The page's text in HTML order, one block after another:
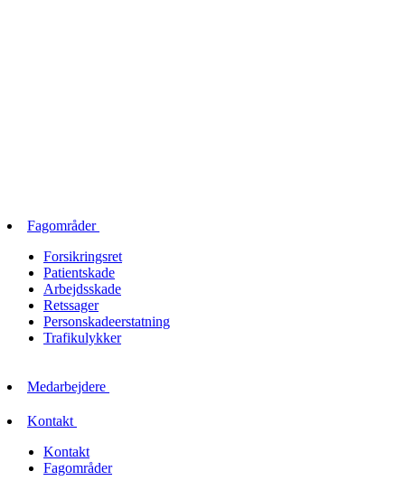
Fagområder
Forsikringsret
Patientskade
Arbejdsskade
Retssager
Personskadeerstatning
Trafikulykker
Medarbejdere
Kontakt
Kontakt
Fagområder